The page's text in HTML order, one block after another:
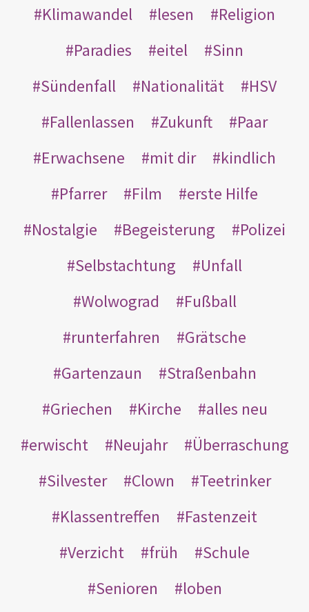
Klimawandel
lesen
Religion
Paradies
eitel
Sinn
Sündenfall
Nationalität
HSV
Fallenlassen
Zukunft
Paar
Erwachsene
mit dir
kindlich
Pfarrer
Film
erste Hilfe
Nostalgie
Begeisterung
Polizei
Selbstachtung
Unfall
Wolwograd
Fußball
runterfahren
Grätsche
Gartenzaun
Straßenbahn
Griechen
Kirche
alles neu
erwischt
Neujahr
Überraschung
Silvester
Clown
Teetrinker
Klassentreffen
Fastenzeit
Verzicht
früh
Schule
Senioren
loben